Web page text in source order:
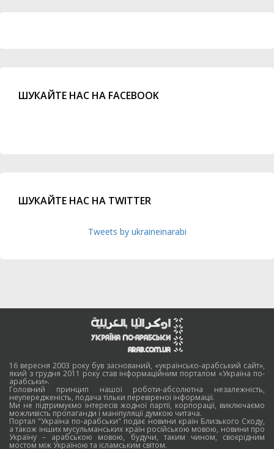
ШУКАЙТЕ НАС НА FACEBOOK
ШУКАЙТЕ НАС НА TWITTER
Tweets by ukraineinarabi
16 вересня 2003 року був заснований, «українсько-арабський сайт»,
який з грудня 2011 року став інформаційним порталом «Україна по-
арабськи».
Головний принцип нашої роботи-абсолютна незалежність,
неупередженість, подача тільки перевіреної інформації.
Ми не підтримуємо інтересів жодної партії, корпорації, виключаємо
можливість пропаганди і маніпуляції думкою читача.
Портал "Україна по-арабськи" подає новини країн Близького Сходу,
а також інших мусульманських країн російською мовою, новини про
Україну – арабською мовою, будучи, таким чином, своєрідним
мостом між Україною та ісламським світом.